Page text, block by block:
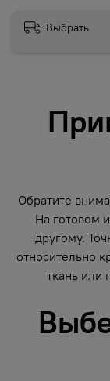
Выбрать
Обратите
На готовом
другому.
относительно
ткань или